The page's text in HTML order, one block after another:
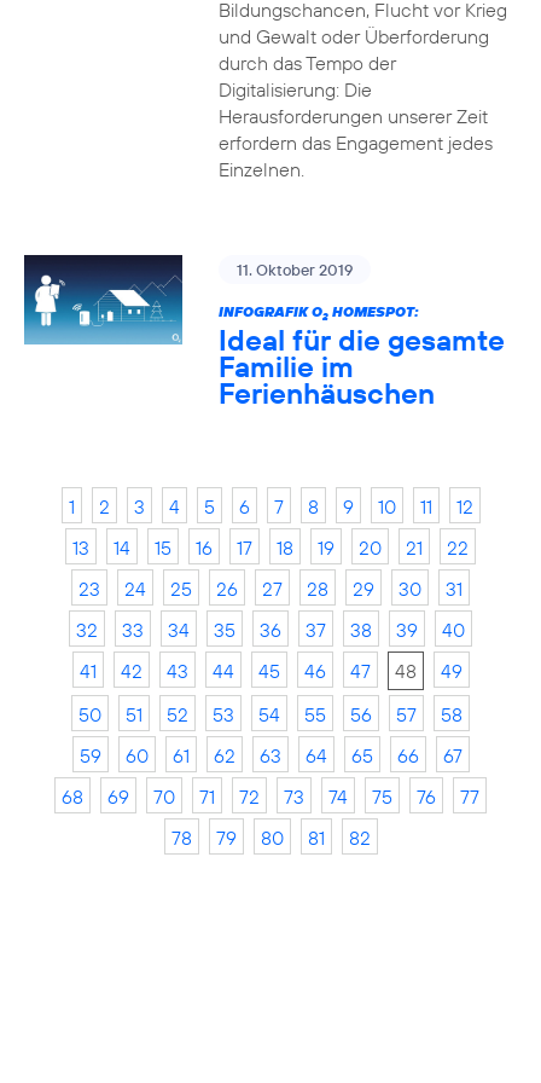
Bildungschancen, Flucht vor Krieg
und Gewalt oder Überforderung
durch das Tempo der
Digitalisierung: Die
Herausforderungen unserer Zeit
erfordern das Engagement jedes
Einzelnen.
11. Oktober 2019
INFOGRAFIK O2HOMESPOT:
Ideal für die gesamte
Familie im
Ferienhäuschen
1 2 3 4 5 6 7 8 9 10 11
12
13
14 15 16 17 18 19 20 21
22
23
24 25 26 27 28 29 30
31
32
33 34 35 36 37 38 39
40
41
42 43 44 45 46 47 48
49
50
51 52 53 54 55 56 57
58
59
60 61 62 63 64 65 66
67
68
69 70 71 72 73 74 75 76
77
78
79 80 81 82